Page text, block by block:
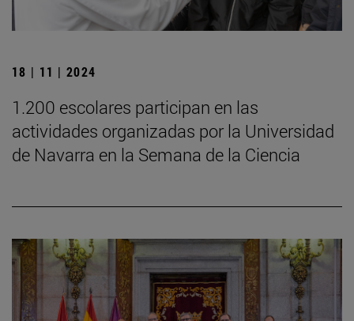
18 | 11 | 2024
1.200 escolares participan en las
actividades organizadas por la Universidad
de Navarra en la Semana de la Ciencia